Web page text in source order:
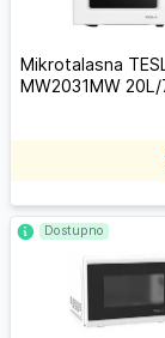
Mikrotalasna
MW2031MW
Dostupno